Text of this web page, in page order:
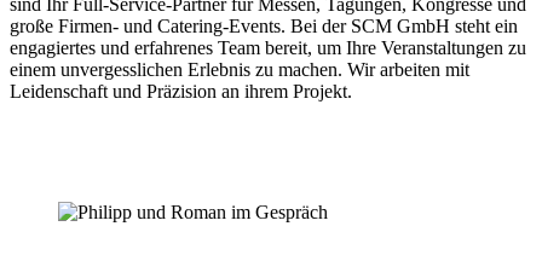
sind Ihr Full-Service-Partner für Messen, Tagungen, Kongresse und
große Firmen- und Catering-Events. Bei der SCM GmbH steht ein
engagiertes und erfahrenes Team bereit, um Ihre Veranstaltungen zu
einem unvergesslichen Erlebnis zu machen. Wir arbeiten mit
Leidenschaft und Präzision an ihrem Projekt.